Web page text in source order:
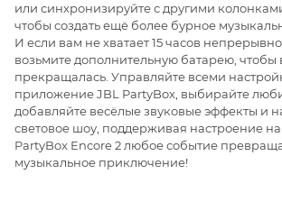
или синхронизируйте с другими
чтобы создать ещё более бурное
И если вам не хватает 15 часов
возьмите дополнительную батарею, чтобы
прекращалась. Управляйте всеми
приложение JBL PartyBox, выбирайте
добавляйте весёлые звуковые эффекты и
световое шоу, поддерживая настроение
PartyBox Encore 2 любое событие
музыкальное приключение!